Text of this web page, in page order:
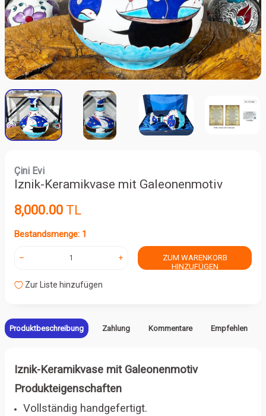
Çini Evi
Iznik-Keramikvase mit Galeonenmotiv
8,000.00 TL
Bestandsmenge: 1
ZUM WARENKORB
HINZUFÜGEN
Zur Liste hinzufügen
Produktbeschreibung Zahlung Kommentare Empfehlen
Iznik-Keramikvase mit Galeonenmotiv
Produkteigenschaften
Vollständig handgefertigt.